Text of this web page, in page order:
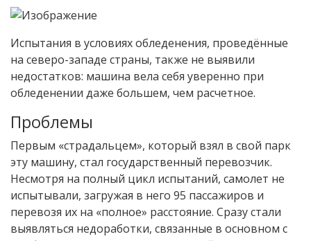
Испытания в условиях обледенения, проведённые
на северо-западе страны, также не выявили
недостатков: машина вела себя уверенно при
обледенении даже большем, чем расчетное.
Проблемы
Первым «страдальцем», который взял в свой парк
эту машину, стал государственный перевозчик.
Несмотря на полный цикл испытаний, самолет не
испытывали, загружая в него 95 пассажиров и
перевозя их на «полное» расстояние. Сразу стали
выявляться недоработки, связанные в основном с